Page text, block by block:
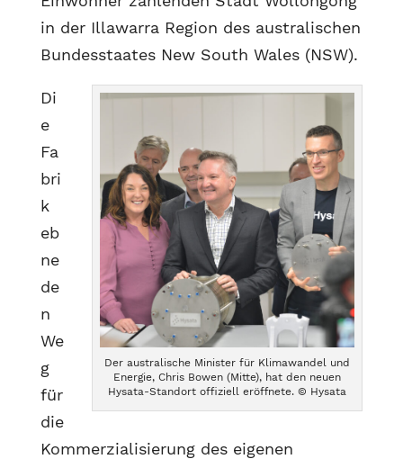
in der Illawarra Region des australischen
Bundesstaates New South Wales (NSW).
Der australische Minister für Klimawandel und
Energie, Chris Bowen (Mitte), hat den neuen
Hysata-Standort offiziell eröffnete. © Hysata
Di
e
Fa
bri
k
eb
ne
de
n
We
g
für
die
Kommerzialisierung des eigenen